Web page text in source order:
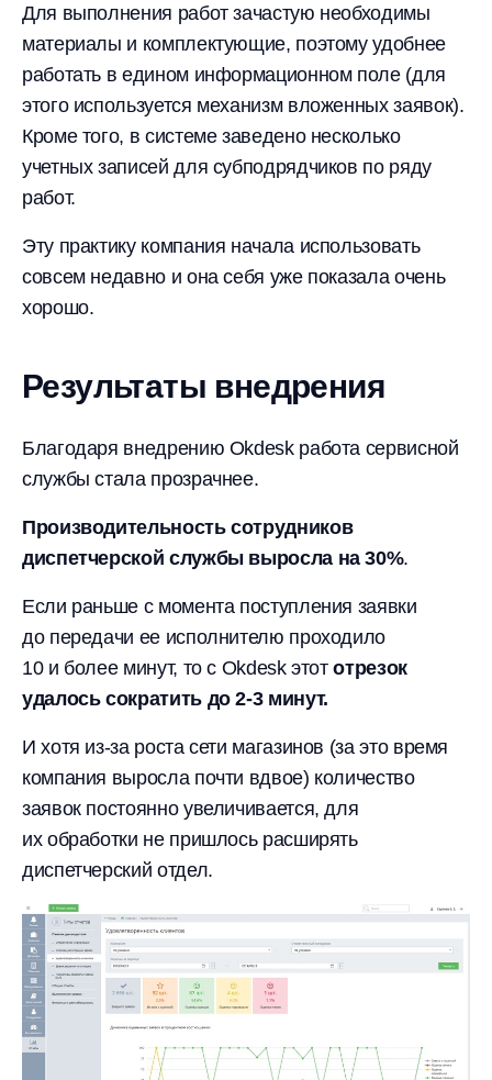
Для выполнения работ зачастую необходимы
материалы и комплектующие, поэтому удобнее
работать в едином информационном поле (для
этого используется механизм вложенных заявок).
Кроме того, в системе заведено несколько
учетных записей для субподрядчиков по ряду
работ.
Эту практику компания начала использовать
совсем недавно и она себя уже показала очень
хорошо.
Результаты внедрения
Благодаря внедрению Okdesk работа сервисной
службы стала прозрачнее.
Производительность сотрудников
диспетчерской службы выросла на 30%.
Если раньше с момента поступления заявки
до передачи ее исполнителю проходило
10 и более минут, то с Okdesk этототрезок
удалось сократить до2-3 минут.
И хотя из-за роста сети магазинов (за это время
компания выросла почти вдвое) количество
заявок постоянно увеличивается, для
их обработки не пришлось расширять
диспетчерский отдел.